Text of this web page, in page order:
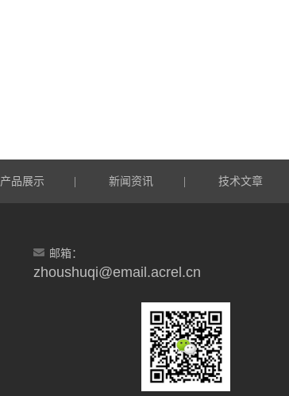
产品展示 新闻资讯 技术文章
邮箱：
zhoushuqi@email.acrel.cn